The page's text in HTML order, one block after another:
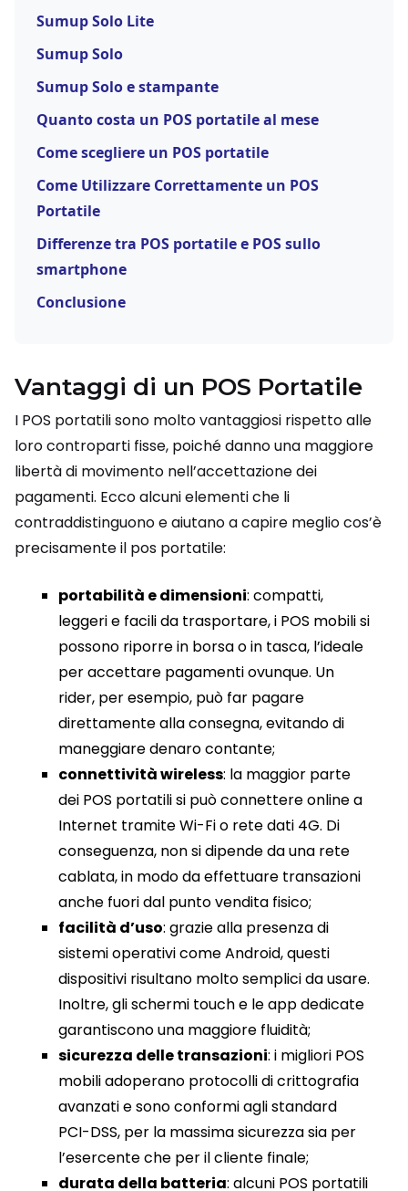
Sumup Solo Lite
Sumup Solo
Sumup Solo e stampante
Quanto costa un POS portatile al mese
Come scegliere un POS portatile
Come Utilizzare Correttamente un POS
Portatile
Differenze tra POS portatile e POS sullo
smartphone
Conclusione
Vantaggi di un POS Portatile
I POS portatili sono molto vantaggiosi rispetto alle
loro controparti fisse, poiché danno una maggiore
libertà di movimento nell’accettazione dei
pagamenti. Ecco alcuni elementi che li
contraddistinguono e aiutano a capire meglio cos’è
precisamente il pos portatile:
portabilità e dimensioni: compatti,
leggeri e facili da trasportare, i POS mobili si
possono riporre in borsa o in tasca, l’ideale
per accettare pagamenti ovunque. Un
rider, per esempio, può far pagare
direttamente alla consegna, evitando di
maneggiare denaro contante;
connettività wireless: la maggior parte
dei POS portatili si può connettere online a
Internet tramite Wi-Fi o rete dati 4G. Di
conseguenza, non si dipende da una rete
cablata, in modo da effettuare transazioni
anche fuori dal punto vendita fisico;
facilità d’uso: grazie alla presenza di
sistemi operativi come Android, questi
dispositivi risultano molto semplici da usare.
Inoltre, gli schermi touch e le app dedicate
garantiscono una maggiore fluidità;
sicurezza delle transazioni: i migliori POS
mobili adoperano protocolli di crittografia
avanzati e sono conformi agli standard
PCI-DSS, per la massima sicurezza sia per
l’esercente che per il cliente finale;
durata della batteria: alcuni POS portatili